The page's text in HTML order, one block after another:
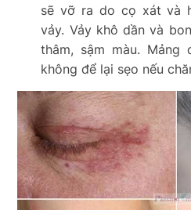
sẽ vỡ ra do cọ xát và
vảy. Vảy khô dần và
thâm, sậm màu.
không để lại sẹo nếu